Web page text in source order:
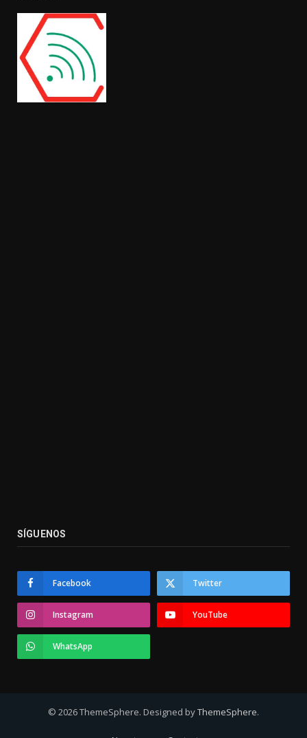
SÍGUENOS
Facebook Twitter
Instagram YouTube
WhatsApp
© 2026 ThemeSphere. Designed byThemeSphere.